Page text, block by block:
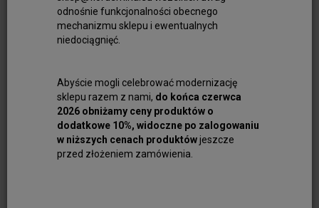
odnośnie funkcjonalności obecnego
mechanizmu sklepu i ewentualnych
niedociągnięć.
Abyście mogli celebrować modernizację
sklepu razem z nami, do końca czerwca
2026 obniżamy ceny produktów o
dodatkowe 10%, widoczne po zalogowaniu
w niższych cenach produktówjeszcze
przed złożeniem zamówienia.
własnego projektu takiego jak delikatny
wisiorek czy pierścionek. Szafir świetnie
prezentuje się zarówno w klasycznym
Od wieków przypisuje się szafirowi
szczególne właściwości – miał chronić
przed złymi myślami, wzmacniać intuicję,
wspierać umysł oraz pomagać w
podejmowaniu mądrych decyzji.